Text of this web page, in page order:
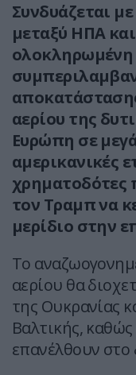
Συνδυάζεται
μεταξύ ΗΠΑ
ολοκληρωμένη
αερίου της
Ευρώπη σε
αμερικανικές
χρηματοδότες
τον Τραμπ να
μερίδιο στην
Το
αερίου θα
της Ουκρανίας
Βαλτικής,
επανέλθουν στο